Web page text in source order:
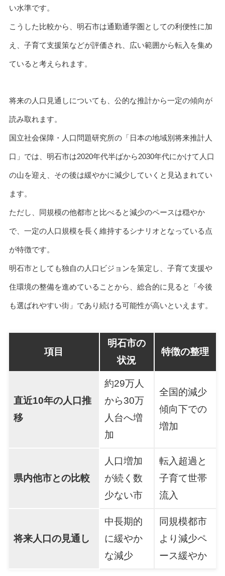
い水準です。
こうした比較から、明石市は通勤通学圏としての利便性に加
え、子育て支援策などが評価され、広い範囲から転入を集め
ていると考えられます。
将来の人口見通しについても、公的な推計から一定の傾向が
読み取れます。
国立社会保障・人口問題研究所の「日本の地域別将来推計人
口」では、明石市は2020年代半ばから2030年代にかけて人口
の山を迎え、その後は緩やかに減少していくと見込まれてい
ます。
ただし、同規模の他都市と比べると減少のペースは穏やか
で、一定の人口規模を長く維持するシナリオとなっている点
が特徴です。
明石市としても独自の人口ビジョンを策定し、子育て支援や
住環境の整備を進めていることから、総合的に見ると「今後
も選ばれやすい街」であり続ける可能性が高いといえます。
項目
明石市の
状況
特徴の整理
直近10年の人口推
移
約29万人
から30万
人台へ増
加
全国的減少
傾向下での
増加
県内他市との比較
人口増加
が続く数
少ない市
転入超過と
子育て世帯
流入
将来人口の見通し
中長期的
に緩やか
な減少
同規模都市
より減少ペ
ース緩やか